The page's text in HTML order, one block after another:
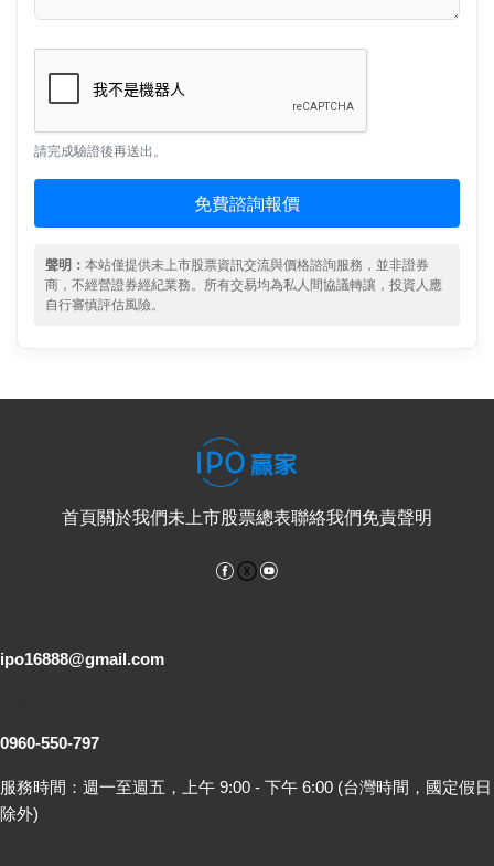
請完成驗證後再送出。
免費諮詢報價
聲明： 本站僅提供未上市股票資訊交流與價格諮詢服務，並非證券
商，不經營證券經紀業務。所有交易均為私人間協議轉讓，投資人應
自行審慎評估風險。
首頁關於我們未上市股票總表聯絡我們免責聲明
Facebook
ipo16888@gmail.com
0960-550-797
服務時間：週一至週五，上午 9:00 - 下午 6:00 (台灣時間，國定假日
除外)